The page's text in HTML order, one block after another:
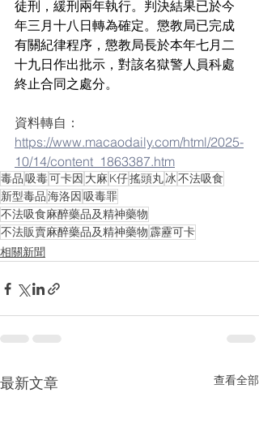
徒刑，緩刑兩年執行。判決結果已於今
年三月十八日轉為確定。懲教局已完成
有關紀律程序，懲教局長於本年七月二
十九日作出批示，對該名獄警人員科處
終止合同之處分。
資料轉自：
https://www.macaodaily.com/html/2025-
10/14/content_1863387.htm
毒品吸毒可卡因 大麻 K仔搖頭丸冰不法吸食
新型毒品海洛因吸毒罪
不法吸食麻醉藥品及精神藥物
不法販賣麻醉藥品及精神藥物 霹靂可卡
相關新聞
最新文章 查看全部